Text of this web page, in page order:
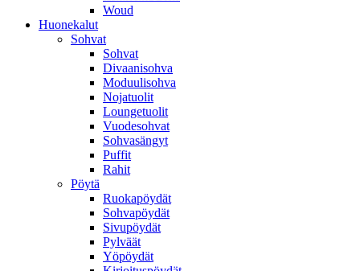
Woud
Huonekalut
Sohvat
Sohvat
Divaanisohva
Moduulisohva
Nojatuolit
Loungetuolit
Vuodesohvat
Sohvasängyt
Puffit
Rahit
Pöytä
Ruokapöydät
Sohvapöydät
Sivupöydät
Pylväät
Yöpöydät